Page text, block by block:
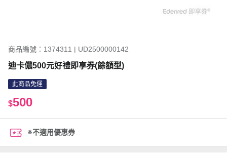
商品編號：1374311 | UD2500000142
迪卡儂500元好禮即享券(餘額型)
此商品免運
$500
※不適用優惠券